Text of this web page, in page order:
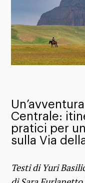
Centrale:
pratici per
sulla Via
Testi di Yuri